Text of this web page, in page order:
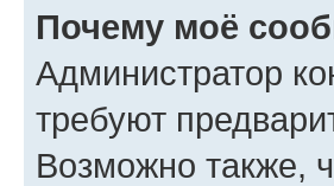
Почему моё
Администратор
требуют
Возможно также,